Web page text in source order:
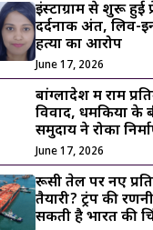
इंस्टाग्राम से शुरू हुई
दर्दनाक अंत, लिव-
हत्या का आरोप
June 17, 2026
बांग्लादेश में राम
विवाद, धमकियों के
समुदाय ने रोका
June 17, 2026
रूसी तेल पर नए
तैयारी? ट्रंप की
सकती है भारत की